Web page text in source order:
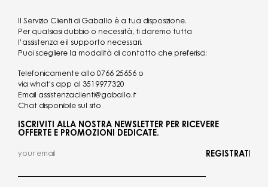
Il Servizio Clienti di Gaballo è a tua disposizione.
Per qualsiasi dubbio o necessità, ti daremo tutta
l’assistenza e il supporto necessari.
Puoi scegliere la modalità di contatto che preferisci:
Telefonicamente allo 0766 25656 o
via what's app al 3519977320
Email assistenzaclienti@gaballo.it
Chat disponibile sul sito
ISCRIVITI ALLA NOSTRA NEWSLETTER PER RICEVERE
OFFERTE E PROMOZIONI DEDICATE.
REGISTRATI